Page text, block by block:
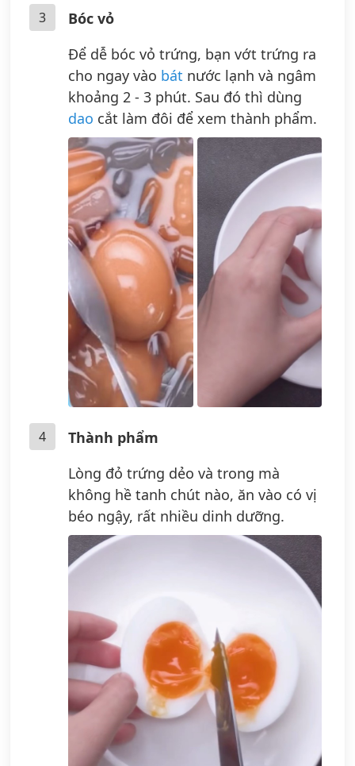
3
Bóc vỏ
Để dễ bóc vỏ trứng, bạn vớt trứng ra
cho ngay vào bát nước lạnh và ngâm
khoảng 2 - 3 phút. Sau đó thì dùng
dao cắt làm đôi để xem thành phẩm.
4
Thành phẩm
Lòng đỏ trứng dẻo và trong mà
không hề tanh chút nào, ăn vào có vị
béo ngậy, rất nhiều dinh dưỡng.